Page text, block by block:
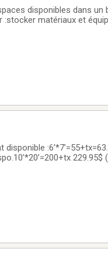
disponibles dans
matériaux et
229.95$